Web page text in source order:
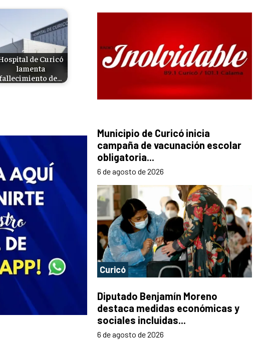
de Curicó
lamenta
fallecimiento de…
Municipio de Curicó inicia
campaña de vacunación escolar
obligatoria...
6 de agosto de 2026
Curicó
Diputado Benjamín Moreno
destaca medidas económicas y
sociales incluidas...
6 de agosto de 2026